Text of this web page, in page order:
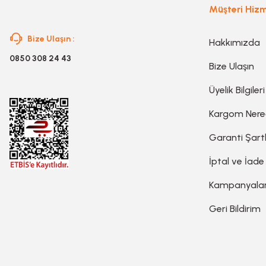
Bize Ulaşın :
0850 308 24 43
Müşteri
Hakkımızda
Bize Ulaşın
Üyelik Bilgileri
Kargom
Garanti
İptal ve İade
Geri Bildirim